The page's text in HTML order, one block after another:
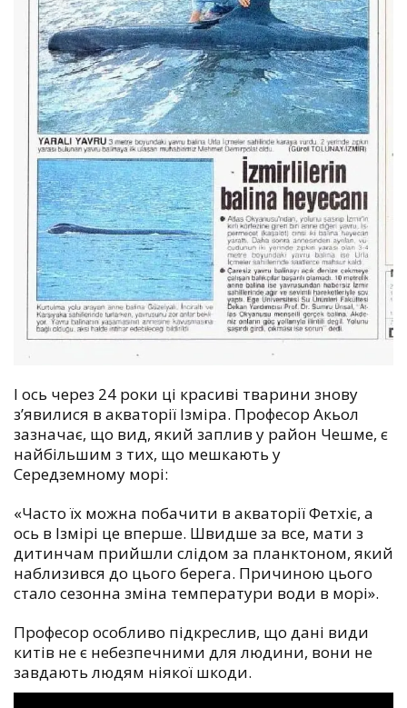
І ось через 24 роки ці красиві тварини знову
з’явилися в акваторії Ізміра. Професор Акьол
зазначає, що вид, який заплив у район Чешме, є
найбільшим з тих, що мешкають у
Середземному морі:
«Часто їх можна побачити в акваторії Фетхіє, а
ось в Ізмірі це вперше. Швидше за все, мати з
дитинчам прийшли слідом за планктоном, який
наблизився до цього берега. Причиною цього
стало сезонна зміна температури води в морі».
Професор особливо підкреслив, що дані види
китів не є небезпечними для людини, вони не
завдають людям ніякої шкоди.